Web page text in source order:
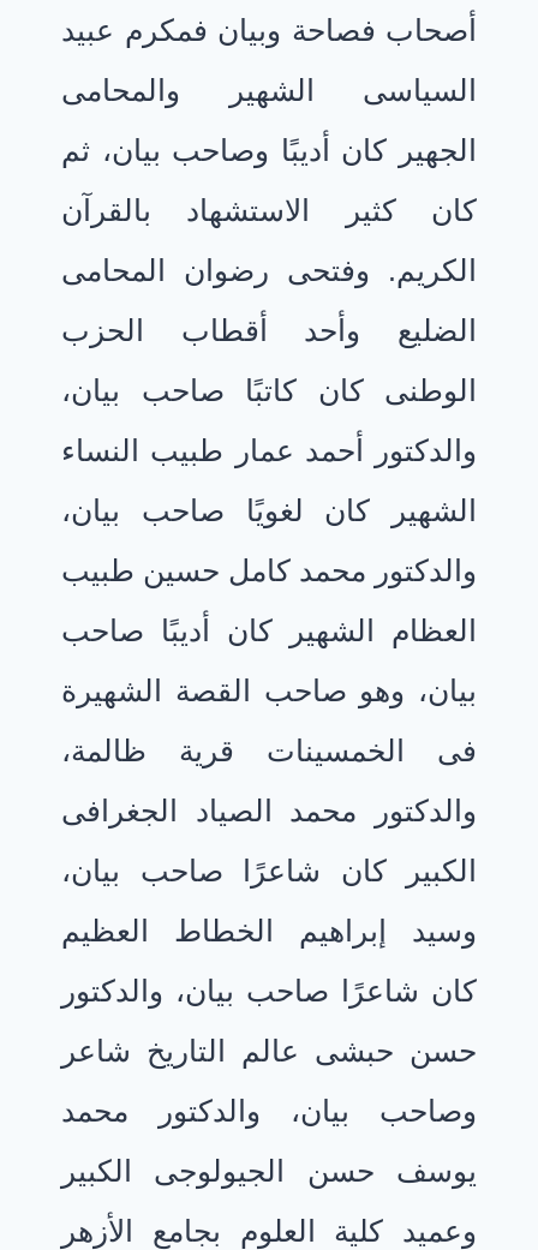
أصحاب فصاحة وبيان فمكرم عبيد
السياسى الشهير والمحامى
الجهير كان أديبًا وصاحب بيان، ثم
كان كثير الاستشهاد بالقرآن
الكريم. وفتحى رضوان المحامى
الضليع وأحد أقطاب الحزب
الوطنى كان كاتبًا صاحب بيان،
والدكتور أحمد عمار طبيب النساء
الشهير كان لغويًا صاحب بيان،
والدكتور محمد كامل حسين طبيب
العظام الشهير كان أديبًا صاحب
بيان، وهو صاحب القصة الشهيرة
فى الخمسينات قرية ظالمة،
والدكتور محمد الصياد الجغرافى
الكبير كان شاعرًا صاحب بيان،
وسيد إبراهيم الخطاط العظيم
كان شاعرًا صاحب بيان، والدكتور
حسن حبشى عالم التاريخ شاعر
وصاحب بيان، والدكتور محمد
يوسف حسن الجيولوجى الكبير
وعميد كلية العلوم بجامع الأزهر